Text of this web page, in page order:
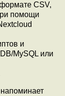
формате CSV,
помощи
и
MySQL или